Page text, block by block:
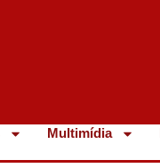
Multimídia